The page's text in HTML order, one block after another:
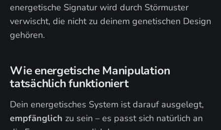
energetische Signatur wird durch Störmuster
verwischt, die nicht zu deinem genetischen Design
gehören.
Wie energetische Manipulation
tatsächlich funktioniert
Dein energetisches System ist darauf ausgelegt,
empfänglich zu sein – es passt sich natürlich an